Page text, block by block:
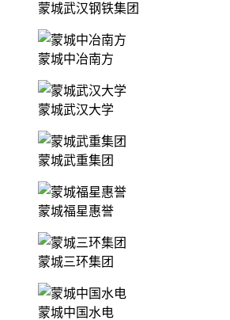
蒙城武汉钢铁集团
蒙城中冶南方
蒙城武汉大学
蒙城武重集团
蒙城福星惠誉
蒙城三环集团
蒙城中国水电